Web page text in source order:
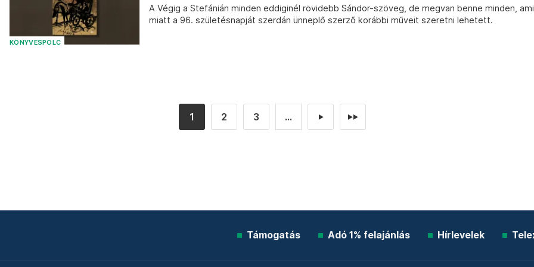
KÖNYVESPOLC
A Végig a Stefánián minden eddiginél rövidebb Sándor-szöveg, de megvan benne minden, ami
miatt a 96. születésnapját szerdán ünneplő szerző korábbi műveit szeretni lehetett.
1 2 3 ... ► ►►
Támogatás Adó 1% felajánlás Hírlevelek